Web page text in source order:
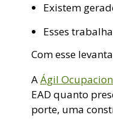
Existem
Esses
Com esse
AÁgil
EAD quanto
porte, uma